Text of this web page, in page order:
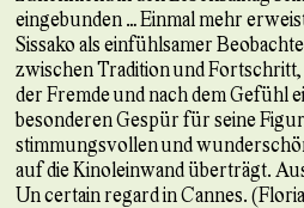
eingebunden … Einmal mehr
Sissako als einfühlsamer
zwischen Tradition und
der Fremde und nach dem Gefühl
besonderen Gespür für seine
stimmungsvollen und
auf die Kinoleinwand überträgt.
Un certain regard in Cannes.